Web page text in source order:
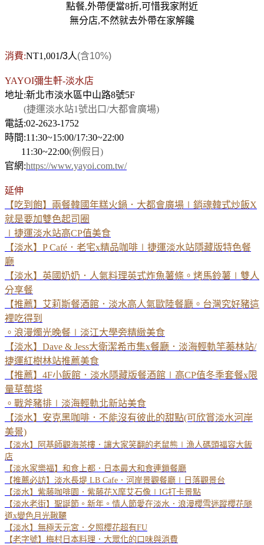
點餐,外帶便當8折,可惜我家附近
無分店,不然就去外帶在家解饞
消費:NT1,001/3人(含10%)
YAYOI彌生軒-淡水店
地址:新北市淡水區中山路8號5F
(捷運淡水站1號出口/大都會廣場)
電話:02-2623-1752
時間:11:30~15:00/17:30~22:00
11:30~22:00(例假日)
官網:https://www.yayoi.com.tw/
延伸
【吃到飽】兩餐韓國年糕火鍋．大都會廣場∣銷魂韓式炒飯X
就是要加雙色起司圈
∣捷運淡水站高CP值美食
【淡水】P Café．老宅x精品咖啡∣捷運淡水站隱藏版特色餐
廳
【淡水】英國奶奶．人氣料理英式炸魚薯條。烤馬鈴薯∣雙人
分享餐
【推薦】艾莉斯餐酒館．淡水高人氣歐陸餐廳。台灣究好豬這
裡吃得到
。浪漫燭光晚餐∣淡江大學旁精緻美食
【淡水】Dave & Jess大衛潔希市集x餐廳．淡海輕軌竿蓁林站/
捷運紅樹林站推薦美食
【推薦】4F小飯館．淡水隱藏版餐酒館∣高CP值冬季套餐x限
量草莓塔
。戰斧豬排∣淡海輕軌北新站美食
【淡水】安克黑咖啡．不能沒有彼此的甜點(可欣賞淡水河岸
美景)
【淡水】阿基師觀海茶樓．讓大家笑翻的老鼠熊∣漁人碼頭福容大飯
店
【淡水家樂福】和食上都．日本最大和食連鎖餐廳
【推薦必訪】淡水長堤 LB Cafe．河岸景觀餐廳∣日落觀景台
【淡水】紫藤咖啡園．紫藤花X摩艾石像∣IG打卡景點
【淡水老街】聖誕節。新年。情人節愛在淡水．浪漫櫻雪迷蹤櫻花隧
道x變色月光鞦韆
【淡水】無極天元宮．夕照櫻花超有FU
【老字號】梅村日本料理．大眾化的口味與消費